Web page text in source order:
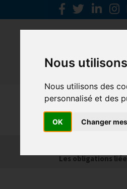
Nous
Nous utilisons des
personnalisé et des
OK Changer
Les obligations